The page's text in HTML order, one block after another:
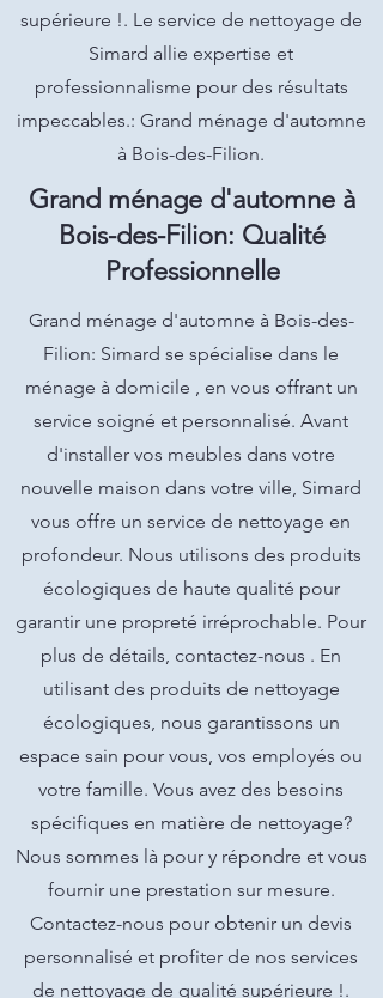
supérieure !. Le service de nettoyage de
Simard allie expertise et
professionnalisme pour des résultats
impeccables.: Grand ménage d'automne
à Bois-des-Filion.
Grand ménage d'automne à
Bois-des-Filion: Qualité
Professionnelle
Grand ménage d'automne à Bois-des-
Filion: Simard se spécialise dans le
ménage à domicile , en vous offrant un
service soigné et personnalisé. Avant
d'installer vos meubles dans votre
nouvelle maison dans votre ville, Simard
vous offre un service de nettoyage en
profondeur. Nous utilisons des produits
écologiques de haute qualité pour
garantir une propreté irréprochable. Pour
plus de détails, contactez-nous . En
utilisant des produits de nettoyage
écologiques, nous garantissons un
espace sain pour vous, vos employés ou
votre famille. Vous avez des besoins
spécifiques en matière de nettoyage?
Nous sommes là pour y répondre et vous
fournir une prestation sur mesure.
Contactez-nous pour obtenir un devis
personnalisé et profiter de nos services
de nettoyage de qualité supérieure !.